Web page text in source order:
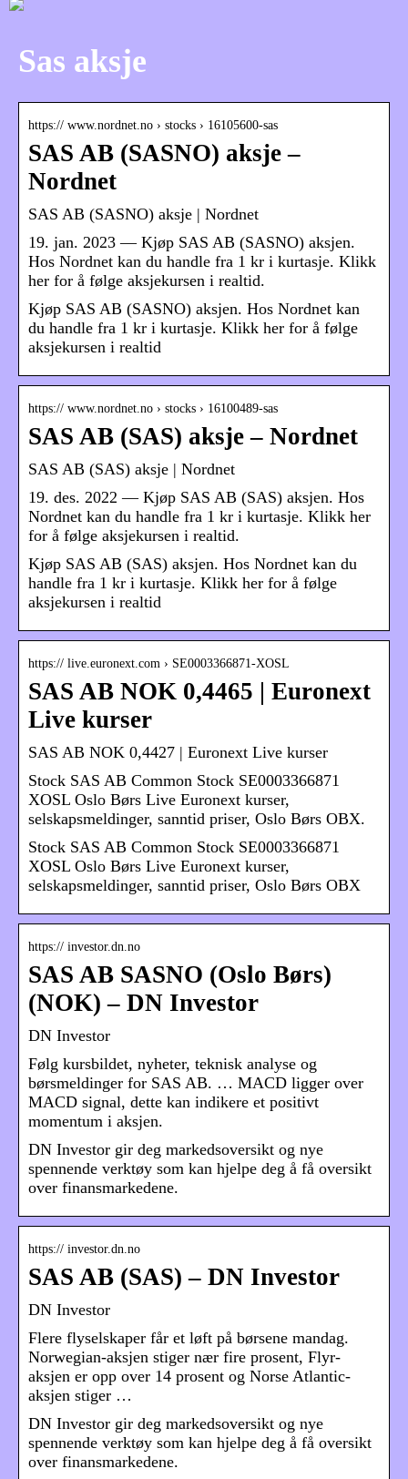
Sas aksje
https:// www.nordnet.no › stocks › 16105600-sas
SAS AB (SASNO) aksje –
Nordnet
SAS AB (SASNO) aksje | Nordnet
19. jan. 2023 — Kjøp SAS AB (SASNO) aksjen.
Hos Nordnet kan du handle fra 1 kr i kurtasje. Klikk
her for å følge aksjekursen i realtid.
Kjøp SAS AB (SASNO) aksjen. Hos Nordnet kan
du handle fra 1 kr i kurtasje. Klikk her for å følge
aksjekursen i realtid
https:// www.nordnet.no › stocks › 16100489-sas
SAS AB (SAS) aksje – Nordnet
SAS AB (SAS) aksje | Nordnet
19. des. 2022 — Kjøp SAS AB (SAS) aksjen. Hos
Nordnet kan du handle fra 1 kr i kurtasje. Klikk her
for å følge aksjekursen i realtid.
Kjøp SAS AB (SAS) aksjen. Hos Nordnet kan du
handle fra 1 kr i kurtasje. Klikk her for å følge
aksjekursen i realtid
https:// live.euronext.com › SE0003366871-XOSL
SAS AB NOK 0,4465 | Euronext
Live kurser
SAS AB NOK 0,4427 | Euronext Live kurser
Stock SAS AB Common Stock SE0003366871
XOSL Oslo Børs Live Euronext kurser,
selskapsmeldinger, sanntid priser, Oslo Børs OBX.
Stock SAS AB Common Stock SE0003366871
XOSL Oslo Børs Live Euronext kurser,
selskapsmeldinger, sanntid priser, Oslo Børs OBX
https:// investor.dn.no
SAS AB SASNO (Oslo Børs)
(NOK) – DN Investor
DN Investor
Følg kursbildet, nyheter, teknisk analyse og
børsmeldinger for SAS AB. … MACD ligger over
MACD signal, dette kan indikere et positivt
momentum i aksjen.
DN Investor gir deg markedsoversikt og nye
spennende verktøy som kan hjelpe deg å få oversikt
over finansmarkedene.
https:// investor.dn.no
SAS AB (SAS) – DN Investor
DN Investor
Flere flyselskaper får et løft på børsene mandag.
Norwegian-aksjen stiger nær fire prosent, Flyr-
aksjen er opp over 14 prosent og Norse Atlantic-
aksjen stiger …
DN Investor gir deg markedsoversikt og nye
spennende verktøy som kan hjelpe deg å få oversikt
over finansmarkedene.